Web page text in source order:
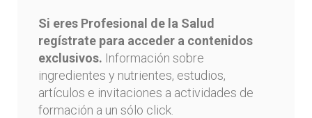
Si eres Profesional de la Salud
regístrate para acceder a contenidos
exclusivos. Información sobre
ingredientes y nutrientes, estudios,
artículos e invitaciones a actividades de
formación a un sólo click.